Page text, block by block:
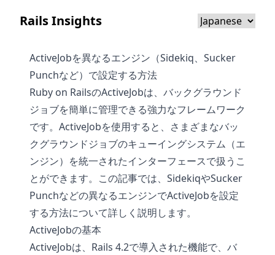
Rails Insights
ActiveJobを異なるエンジン（Sidekiq、Sucker
Punchなど）で設定する方法
Ruby on RailsのActiveJobは、バックグラウンド
ジョブを簡単に管理できる強力なフレームワーク
です。ActiveJobを使用すると、さまざまなバッ
クグラウンドジョブのキューイングシステム（エ
ンジン）を統一されたインターフェースで扱うこ
とができます。この記事では、SidekiqやSucker
Punchなどの異なるエンジンでActiveJobを設定
する方法について詳しく説明します。
ActiveJobの基本
ActiveJobは、Rails 4.2で導入された機能で、バ